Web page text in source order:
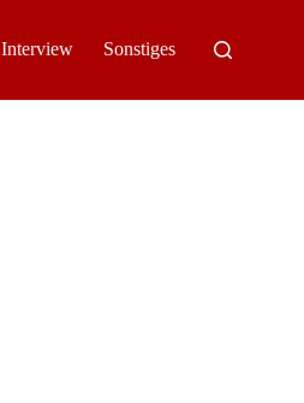
Interview Sonstiges